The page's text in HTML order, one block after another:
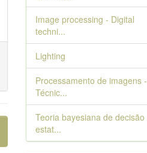
Image processing - Digital
techni...
Lighting
Processamento de imagens -
Técnic...
Teoria bayesiana de decisão
estat...